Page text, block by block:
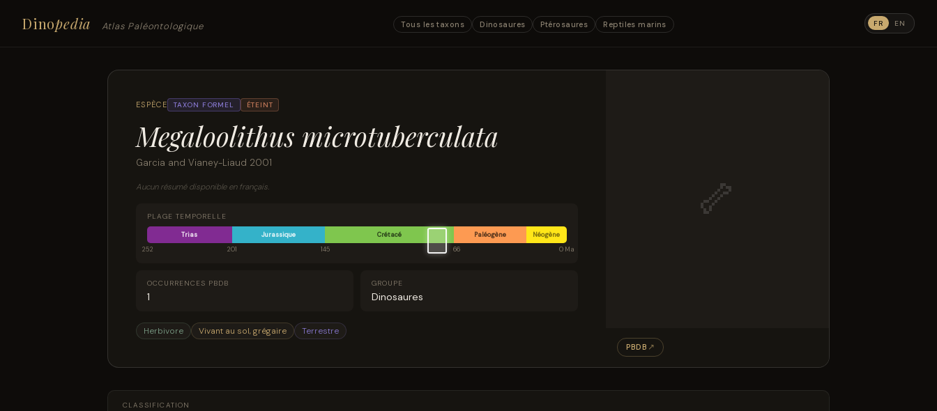
Dinopedia Atlas Paléontologique Tous les taxons Dinosaures Ptérosaures Reptiles marins FR EN
ESPÈCE TAXON FORMEL ÉTEINT
Megaloolithus microtuberculata
Garcia and Vianey-Liaud 2001
Aucun résumé disponible en français.
PLAGE TEMPORELLE
Trias Jurassique Crétacé Paléogène
Néogène
252
201 145 66 0 Ma
OCCURRENCES PBDB
1
GROUPE
Dinosaures
Herbivore Vivant au sol, grégaire Terrestre
🦴
PBDB ↗
CLASSIFICATION